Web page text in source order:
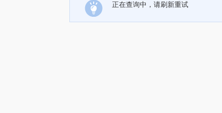
正在查询中，请刷新重试